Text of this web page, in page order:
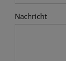
Nachricht